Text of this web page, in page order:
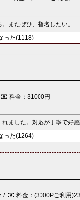
またぜひ、指名したい。
った(1118)
料金：31000円
ました。対応が丁寧で好
った(1264)
/
料金：(3000Pご利用